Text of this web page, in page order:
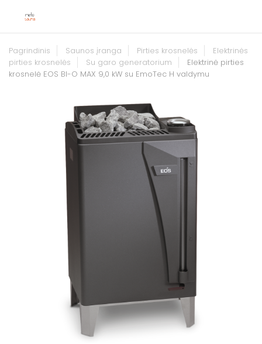
Pagrindinis Saunos įranga Pirties krosnelės
Elektrinės
pirties krosnelės
Su garo generatorium
Elektrinė pirties
krosnelė EOS BI-O MAX 9,0 kW su EmoTec H valdymu